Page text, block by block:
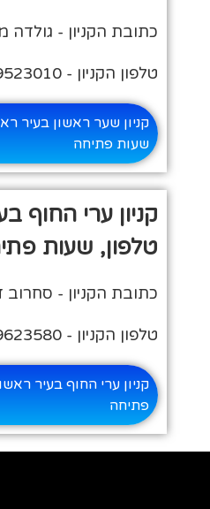
כתובת הקניון - גולדה מאיר 1,
טלפון הקניון - 03-9523010
קניון שער ראשון בעיר
שעות פתיחה
קניון ערי החוף
טלפון, שעות
כתובת הקניון - סחרוב דוד 19, ראשון
טלפון הקניון - 03-9623580
קניון ערי החוף בעיר
פתיחה